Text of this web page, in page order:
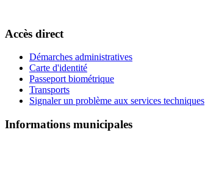
Accès direct
Démarches administratives
Carte d'identité
Passeport biométrique
Transports
Signaler un problème aux services techniques
Informations municipales